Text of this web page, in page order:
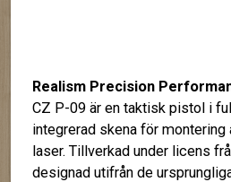
Realism Precision
CZ P-09 är en taktisk pistol i
integrerad skena för
laser. Tillverkad under licens
designad utifrån de